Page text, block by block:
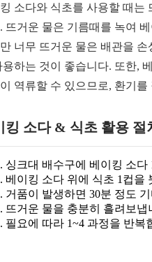
소다와 식초를 사용할 때는
뜨거운 물은 기름때를 녹여
너무 뜨거운 물은 배관을
용하는 것이 좋습니다. 또한,
역류할 수 있으므로, 환기
킹 소다 & 식초 활용 절
싱크대 배수구에 베이킹 소다
베이킹 소다 위에 식초 1컵을
거품이 발생하면 30분 정도
뜨거운 물을 충분히 흘려보냅
필요에 따라 1~4 과정을 반복